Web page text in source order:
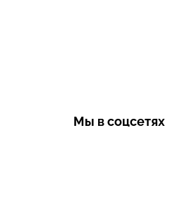
Мы в соцсетях